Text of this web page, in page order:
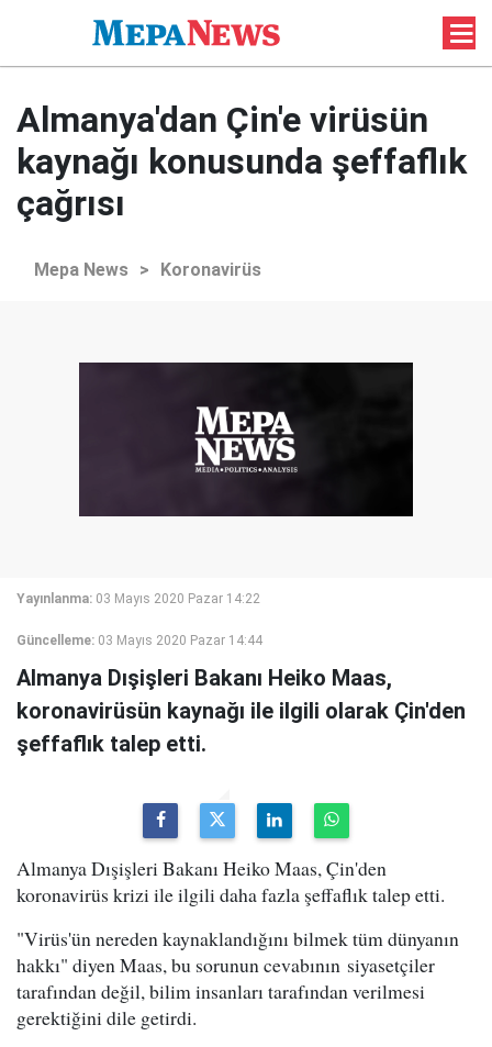
Almanya'dan Çin'e virüsün
kaynağı konusunda şeffaflık
çağrısı
Mepa News > Koronavirüs
Yayınlanma: 03 Mayıs 2020 Pazar 14:22
Güncelleme: 03 Mayıs 2020 Pazar 14:44
Almanya Dışişleri Bakanı Heiko Maas,
koronavirüsün kaynağı ile ilgili olarak Çin'den
şeffaflık talep etti.
Almanya Dışişleri Bakanı Heiko Maas, Çin'den
koronavirüs krizi ile ilgili daha fazla şeffaflık talep etti.
"Virüs'ün nereden kaynaklandığını bilmek tüm dünyanın
hakkı" diyen Maas, bu sorunun cevabının siyasetçiler
tarafından değil, bilim insanları tarafından verilmesi
gerektiğini dile getirdi.